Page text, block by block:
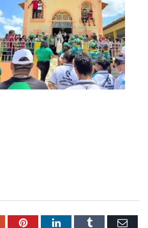
PinterestLinkedInTumblr Email